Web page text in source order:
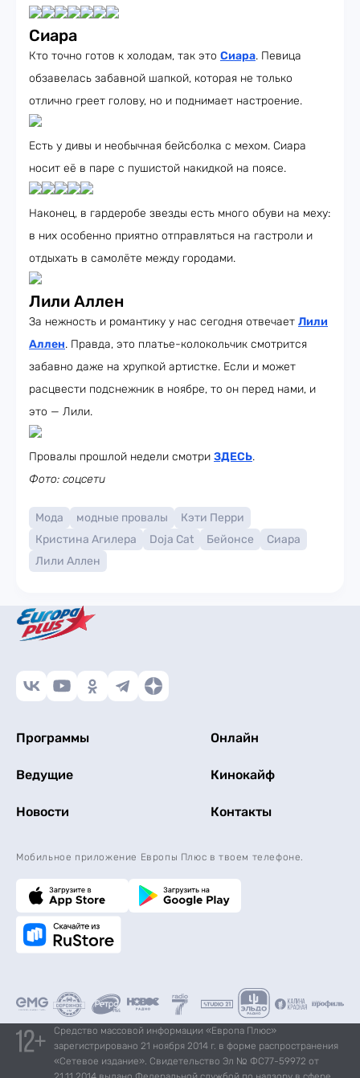
Сиара
Кто точно готов к холодам, так это Сиара. Певица
обзавелась забавной шапкой, которая не только
отлично греет голову, но и поднимает настроение.
Есть у дивы и необычная бейсболка с мехом. Сиара
носит её в паре с пушистой накидкой на поясе.
Наконец, в гардеробе звезды есть много обуви на меху:
в них особенно приятно отправляться на гастроли и
отдыхать в самолёте между городами.
Лили Аллен
За нежность и романтику у нас сегодня отвечает Лили
Аллен. Правда, это платье-колокольчик смотрится
забавно даже на хрупкой артистке. Если и может
расцвести подснежник в ноябре, то он перед нами, и
это — Лили.
Провалы прошлой недели смотри ЗДЕСЬ.
Фото: соцсети
Мода модные провалы
Кэти Перри
Кристина Агилера
Doja Cat Бейонсе
Сиара
Лили Аллен
Программы Онлайн
Ведущие Кинокайф
Новости Контакты
Мобильное приложение Европы Плюс в твоем телефоне.
Средство массовой информации «Европа Плюс»
зарегистрировано 21 ноября 2014 г. в форме распространения
«Сетевое издание». Свидетельство Эл № ФС77-59972 от